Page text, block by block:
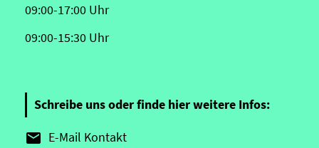
09:00-17:00 Uhr
09:00-15:30 Uhr
Schreibe uns oder finde hier weitere Infos:
 E-Mail Kontakt